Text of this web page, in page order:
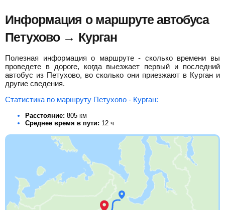
пересадка в Перми 4 ч 31 мин
12 ч 30 мин в пути
19:45
Пермь
автовокзал Пермь
Курган АВ
СЕТРА 49/0 Мест от4840 руб.
Найти билет
Информация о маршруте автобуса
Петухово → Курган
Полезная информация о маршруте - сколько времени вы
проведете в дороге, когда выезжает первый и последний
автобус из Петухово, во сколько они приезжают в Курган и
другие сведения.
Статистика по маршруту Петухово - Курган:
Расстояние: 805 км
Среднее время в пути: 12 ч